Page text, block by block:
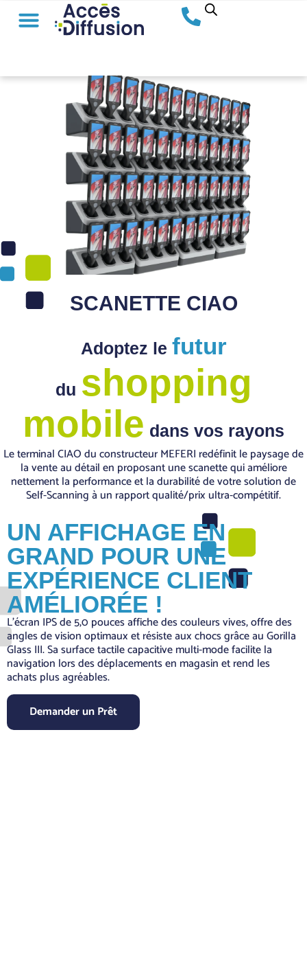
SCANETTE CIAO
Adoptez le futur
du shopping
mobile dans vos rayons
Le terminal CIAO du constructeur MEFERI redéfinit le paysage de
la vente au détail en proposant une scanette qui améliore
nettement la performance et la durabilité de votre solution de
Self-Scanning à un rapport qualité/prix ultra-compétitif.
UN AFFICHAGE EN
GRAND POUR UNE
EXPÉRIENCE CLIENT
AMÉLIORÉE !
L’écran IPS de 5,0 pouces affiche des couleurs vives, offre des
angles de vision optimaux et résiste aux chocs grâce au Gorilla
Glass III. Sa surface tactile capacitive multi-mode facilite la
navigation lors des déplacements en magasin et rend les
achats plus agréables.
Demander un Prêt